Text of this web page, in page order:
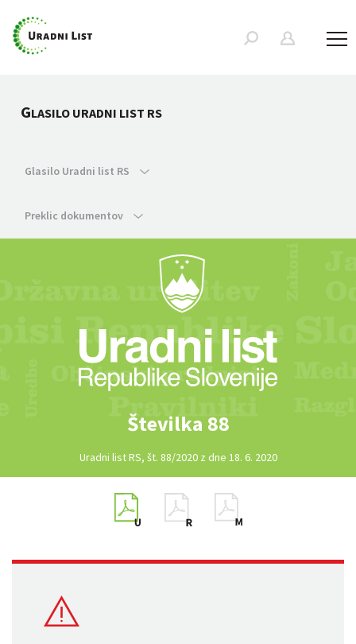
GLASILO URADNI LIST RS
Glasilo Uradni list RS
Preklic dokumentov
Številka 88
Uradni list RS, št. 88/2020 z dne 18. 6. 2020